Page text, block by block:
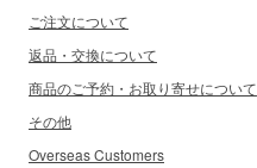
ご注文について
返品・交換について
商品のご予約・お取り寄せについて
その他
Overseas Customers